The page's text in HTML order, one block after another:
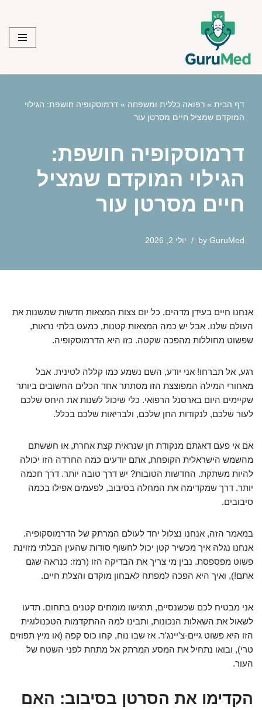
content
דף הבית » רפואה כללית ומשפחה » דרמוסקופיה חושפת: הגילוי
המוקדם שמציל חיים מסרטן עור
דרמוסקופיה חושפת:
הגילוי המוקדם שמציל
חיים מסרטן עור
by GuruMed יולי 2, 2026
אנחנו חיים בעידן מדהים. כל יום צצות המצאות חדשות שמשנות את
העולם שלנו. אבל יש כמה המצאות קטנות, כמעט בלתי נראות,
שפשוט מחוללות מהפכה שקטה. כזו היא הדרמוסקופיה.
רגע, אל תברחו! אני יודע, השם נשמע כמו קללה לטינית. אבל
מאחורי המילה המפוצצת הזו מסתתר אחד הכלים החשובים ביותר
שקיימים היום בארסנל הרפואי. כלי שיכול לשנות את היחס שלכם
לעור שלכם, לנקודות החן שלכם, ולבריאות שלכם בכלל.
אם אי פעם דאגתם מנקודת חן שנראית קצת אחרת, או חששתם
מהשמש הישראלית הקופחת, אתם יודעים כמה החרדה הזו יכולה
להיות משתקת. החדשות הטובות? יש דרך טובה יותר. דרך חכמה
יותר. דרך שמקדימה את המחלה בסיבוב, לפעמים אפילו בכמה
סיבובים.
במאמר הזה, אנחנו נצלול יחד לעולם המרתק של הדרמוסקופיה.
אנחנו נגלה איך מכשיר קטן יכול לחשוף סודות שהעין הבלתי מזוינת
פשוט מפספסת. נבין מי צריך את הבדיקה הזו (רמז: כנראה שגם
אתם!), ואיך היא הפכה למפתח לאבחון מוקדם והצלת חיים.
אני מבטיח לכם שכשנסיים, תרגישו מומחים קטנים בתחום. תדעו
לשאול את השאלות הנכונות, ותבינו למה ההתקדמות הטכנולוגית
הזו היא פשוט גיים-צ'יינג'ר. אז שבו נוח, קחו כוס קפה (או מיץ תפוזים
טרי), ובואו נתחיל את המסע המרתק אל מתחת לפני השטח של
העור.
הקדימו את הסרטן בסיבוב: האם